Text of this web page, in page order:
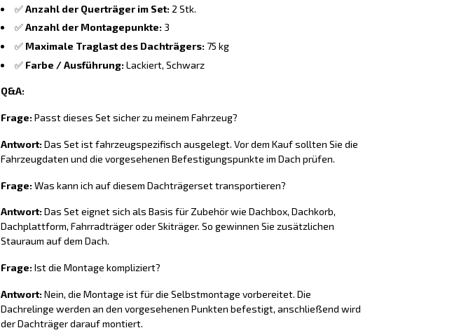
✅Anzahl der Querträger im Set:2 Stk.
✅Anzahl der Montagepunkte:3
✅ Maximale Traglast des Dachträgers:75 kg
✅ Farbe / Ausführung:Lackiert, Schwarz
Q&A:
Frage:Passt dieses Set sicher zu meinem Fahrzeug?
Antwort:Das Set ist fahrzeugspezifisch ausgelegt. Vor dem Kauf sollten Sie die
Fahrzeugdaten und die vorgesehenen Befestigungspunkte im Dach prüfen.
Frage:Was kann ich auf diesem Dachträgerset transportieren?
Antwort:Das Set eignet sich als Basis für Zubehör wie Dachbox, Dachkorb,
Dachplattform, Fahrradträger oder Skiträger. So gewinnen Sie zusätzlichen
Stauraum auf dem Dach.
Frage:Ist die Montage kompliziert?
Antwort:Nein, die Montage ist für die Selbstmontage vorbereitet. Die
Dachrelinge werden an den vorgesehenen Punkten befestigt, anschließend wird
der Dachträger darauf montiert.